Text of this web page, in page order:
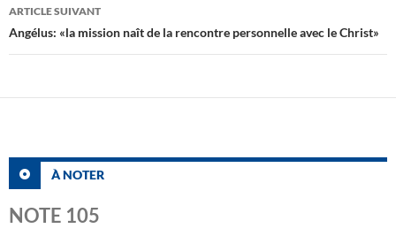
ARTICLE SUIVANT
Angélus: «la mission naît de la rencontre personnelle avec le Christ»
À NOTER
NOTE 105